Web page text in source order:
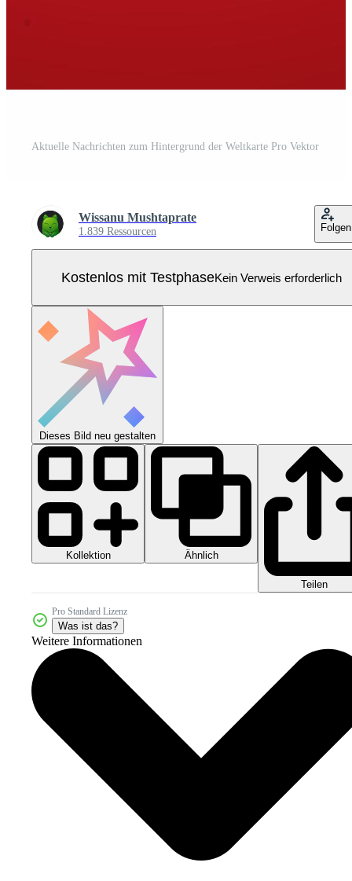
Aktuelle Nachrichten zum Hintergrund der Weltkarte Pro Vektor
Wissanu Mushtaprate
1.839 Ressourcen Folgen
Kostenlos mit TestphaseKein Verweis erforderlich
Dieses Bild neu gestalten
Kollektion Ähnlich
Teilen
Pro Standard Lizenz
Was ist das?
Weitere Informationen